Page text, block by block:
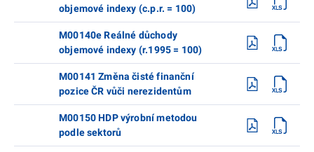
objemové indexy (c.p.r. = 100)
M00140e Reálné důchody
objemové indexy (r.1995 = 100)
M00141 Změna čisté finanční
pozice ČR vůči nerezidentům
M00150 HDP výrobní metodou
podle sektorů